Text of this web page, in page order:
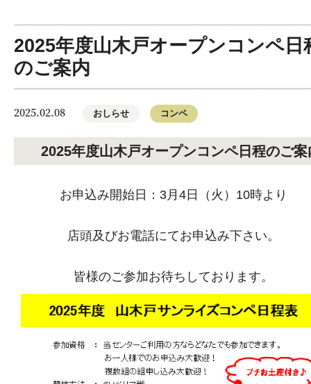
2025年度山木戸オープンコンペ日
のご案内
2025.02.08 おしらせ コンペ
2025年度山木戸オープンコンペ日程のご案
お申込み開始日：3月4日（火）10時より
店頭及びお電話にてお申込み下さい。
皆様のご参加お待ちしております。